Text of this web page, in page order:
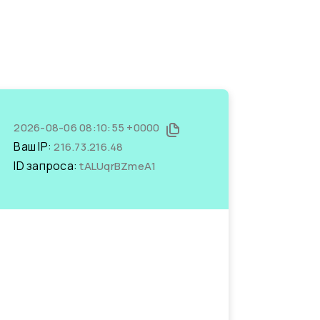
2026-08-06 08:10:55 +0000
Ваш IP:216.73.216.48
ID запроса:tALUqrBZmeA1